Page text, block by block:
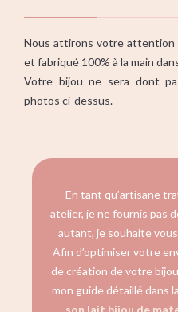
Nous attirons votre attention
et fabriqué 100% à la main
Votre bijou ne sera dont
photos ci-dessus.
En tant qu’artisane
atelier, je ne fournis pas
autant, je souhaite
Afin d’optimiser votre
de création de votre
mon guide détaillé dans